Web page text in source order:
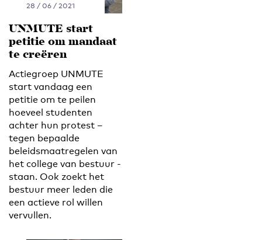
28 / 06 / 2021
UNMUTE start
petitie om mandaat
te creëren
Actiegroep UNMUTE
start vandaag een
petitie om te peilen
hoeveel studenten
achter hun protest –
tegen bepaalde
beleidsmaatregelen van
het college van bestuur -
staan. Ook zoekt het
bestuur meer leden die
een actieve rol willen
vervullen.